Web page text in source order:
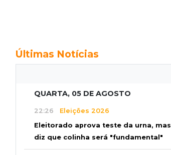
Últimas Notícias
QUARTA, 05 DE AGOSTO
22:26 Eleições 2026
Eleitorado aprova teste da urna, mas
diz que colinha será "fundamental"